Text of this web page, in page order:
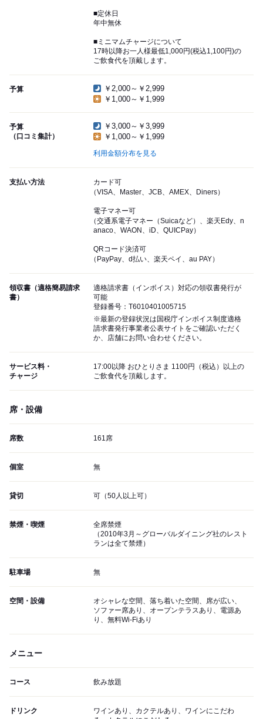
■定休日
年中無休
■ミニマムチャージについて
17時以降お一人様最低1,000円(税込1,100円)の
ご飲食代を頂戴します。
予算
￥2,000～￥2,999
￥1,000～￥1,999
予算
（口コミ集計）
￥3,000～￥3,999
￥1,000～￥1,999
利用金額分布を見る
支払い方法
カード可
（VISA、Master、JCB、AMEX、Diners）
電子マネー可
（交通系電子マネー（Suicaなど）、楽天Edy、n
anaco、WAON、iD、QUICPay）
QRコード決済可
（PayPay、d払い、楽天ペイ、au PAY）
領収書（適格簡易請求
書）
適格請求書（インボイス）対応の領収書発行が
可能
登録番号：T6010401005715
※最新の登録状況は国税庁インボイス制度適格
請求書発行事業者公表サイトをご確認いただく
か、店舗にお問い合わせください。
サービス料・
チャージ
17:00以降 おひとりさま 1100円（税込）以上の
ご飲食代を頂戴します。
席・設備
席数 161席
個室 無
貸切 可（50人以上可）
禁煙・喫煙
全席禁煙
（2010年3月～グローバルダイニング社のレスト
ランは全て禁煙）
駐車場 無
空間・設備
オシャレな空間、落ち着いた空間、席が広い、
ソファー席あり、オープンテラスあり、電源あ
り、無料Wi-Fiあり
メニュー
コース 飲み放題
ドリンク
ワインあり、カクテルあり、ワインにこだわ